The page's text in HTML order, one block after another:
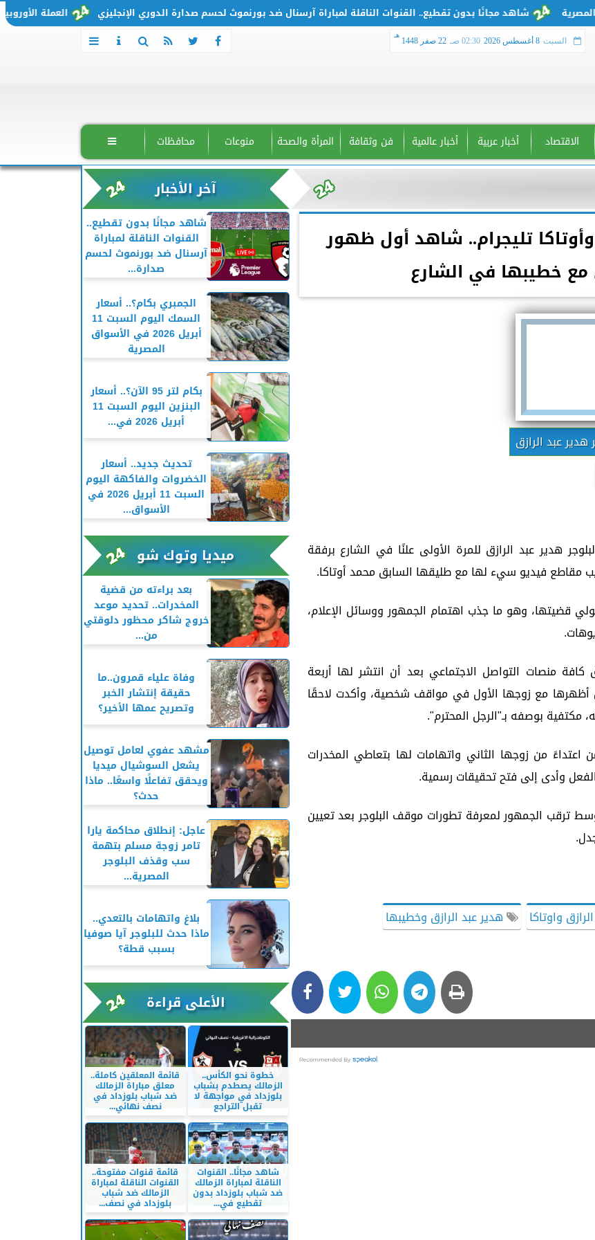
العملة الأوروبية تتحرك من شاهد مجانًا بدون تقطيع.. القنوات الناقلة لمباراة آرسنال ضد بورنموث لحسم صدارة الدوري الإنجليزي
السبت 8 أغسطس 2026 02:30 صـ 22 صفر 1448
هـ
الاقتصاد أخبار عربية أخبار عالمية فن وثقافة المرأة والصحة منوعات محافظات 
تليجرام.. شاهد أول ظهور
مع خطيبها في الشارع
هدير عبد الرازق
هدير عبد الرازق للمرة الأولى علنًا في الشارع برفقة
مقاطع فيديو سيء لها مع طليقها السابق محمد أوتاكا.
قضيتها، وهو ما جذب اهتمام الجمهور ووسائل الإعلام،
كافة منصات التواصل الاجتماعي بعد أن انتشر لها أربعة
أظهرها مع زوجها الأول في مواقف شخصية، وأكدت لاحقًا
بوصفه بـ"الرجل المحترم".
من زوجها الثاني واتهامات لها بتعاطي المخدرات
الفعل وأدى إلى فتح تحقيقات رسمية.
ترقب الجمهور لمعرفة تطورات موقف البلوجر بعد تعيين
واوتاكا
هدير عبد الرازق وخطيبها
آخر الأخبار
شاهد مجانًا بدون تقطيع..
القنوات الناقلة لمباراة
آرسنال ضد بورنموث لحسم
صدارة...
الجمبري بكام؟.. أسعار
السمك اليوم السبت 11
أبريل 2026 في الأسواق
المصرية
بكام لتر 95 الآن؟.. أسعار
البنزين اليوم السبت 11
أبريل 2026 في...
تحديث جديد.. أسعار
الخضروات والفاكهة اليوم
السبت 11 أبريل 2026 في
الأسواق...
ميديا وتوك شو
بعد براءته من قضية
المخدرات.. تحديد موعد
خروج شاكر محظور دلوقتي
من...
وفاة علياء قمرون..ما
حقيقة إنتشار الخبر
وتصريح عمها الأخير؟
مشهد عفوي لعامل توصيل
يشعل السوشيال ميديا
ويحقق تفاعلًا واسعًا.. ماذا
حدث؟
عاجل: إنطلاق محاكمة يارا
تامر زوجة مسلم بتهمة
سب وقذف البلوجر
المصرية...
بلاغ واتهامات بالتعدي..
ماذا حدث للبلوجر آيا صوفيا
بسبب قطة؟
الأعلى قراءة
خطوة نحو الكأس..
الزمالك يصطدم بشباب
بلوزداد في مواجهة لا
تقبل التراجع
قائمة المعلقين كاملة..
معلق مباراة الزمالك
ضد شباب بلوزداد في
نصف نهائي...
شاهد مجانًا.. القنوات
الناقلة لمباراة الزمالك
ضد شباب بلوزداد بدون
تقطيع في...
قائمة قنوات مفتوحة..
القنوات الناقلة لمباراة
الزمالك ضد شباب
بلوزداد في نصف...